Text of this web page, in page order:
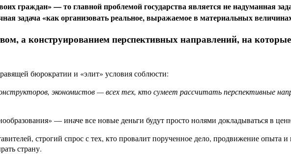
граждан» — то главной проблемой государства является не надуманная
задача «как организовать реальное, выражаемое в материальных
а конструированием перспективных направлений, на
бюрократии и «элит» условия соблюсти:
экономистов — всех тех, кто сумеет рассчитать перспективные
— иначе все новые деньги будут просто нолями докладываться в
строгий спрос с тех, кто провалит порученное дело, продвижение
страну.